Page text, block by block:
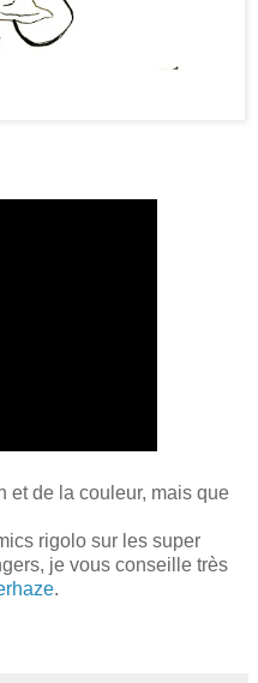
et de la couleur, mais que
rigolo sur les super
je vous conseille très
.